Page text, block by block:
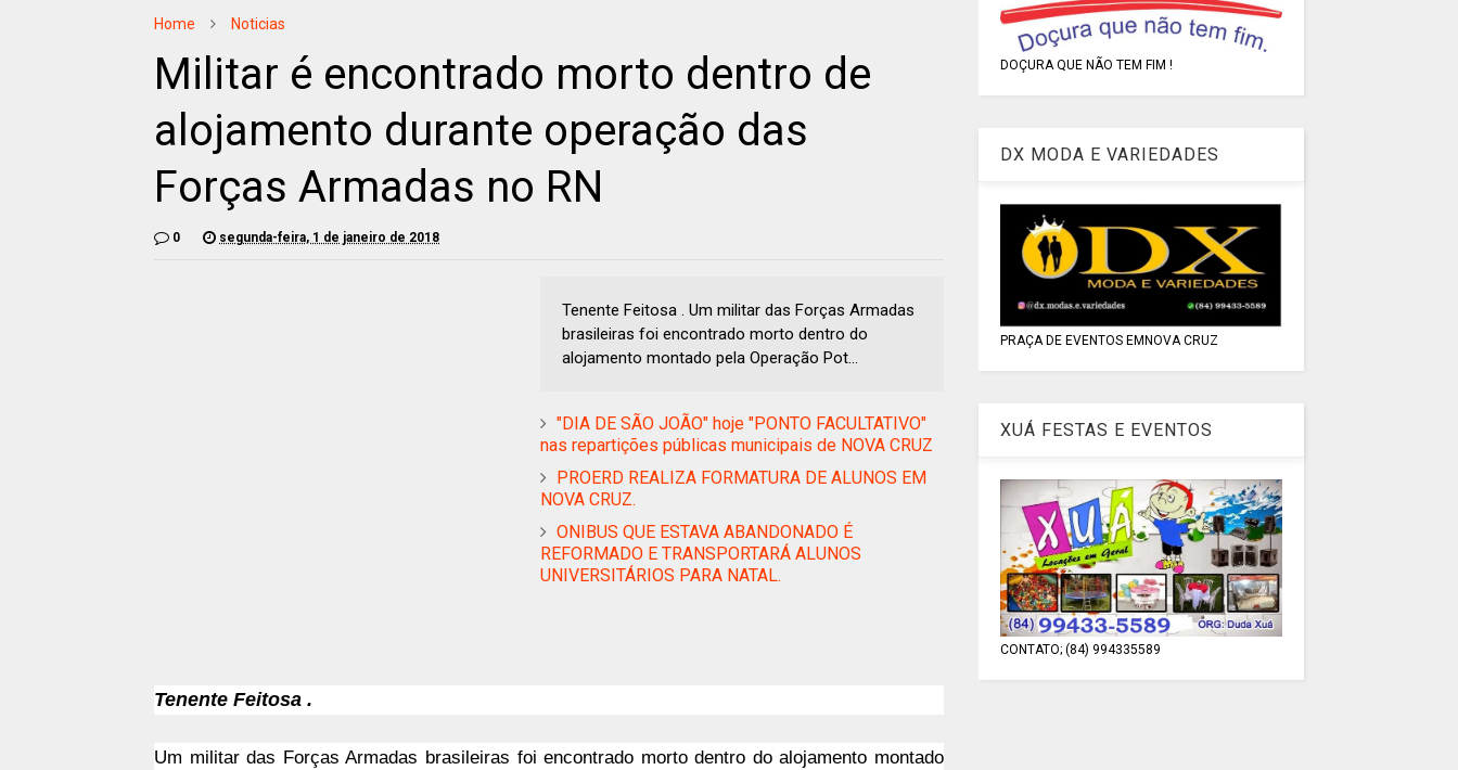
Home Noticias
Militar é encontrado morto dentro de
alojamento durante operação das
Forças Armadas no RN
0 segunda-feira, 1 de janeiro de 2018
Tenente Feitosa . Um militar das Forças Armadas
brasileiras foi encontrado morto dentro do
alojamento montado pela Operação Pot...
"DIA DE SÃO JOÃO" hoje "PONTO FACULTATIVO"
nas repartições públicas municipais de NOVA CRUZ
PROERD REALIZA FORMATURA DE ALUNOS EM
NOVA CRUZ.
ONIBUS QUE ESTAVA ABANDONADO É
REFORMADO E TRANSPORTARÁ ALUNOS
UNIVERSITÁRIOS PARA NATAL.
Tenente Feitosa .
Um militar das Forças Armadas brasileiras foi encontrado morto dentro do alojamento montado
DOÇURA QUE NÃO TEM FIM !
DX MODA E VARIEDADES
PRAÇA DE EVENTOS EMNOVA CRUZ
XUÁ FESTAS E EVENTOS
CONTATO; (84) 994335589